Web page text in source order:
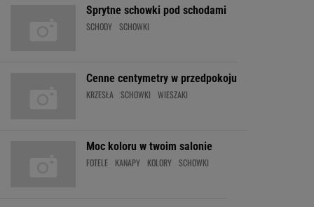
Sprytne schowki pod schodami
SCHODY SCHOWKI
Cenne centymetry w przedpokoju
KRZESŁA SCHOWKI WIESZAKI
Moc koloru w twoim salonie
FOTELE KANAPY KOLORY SCHOWKI